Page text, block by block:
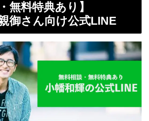
無料特典あり】
御さん向け公式LINE